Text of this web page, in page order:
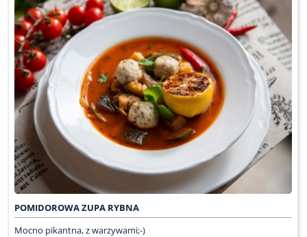
POMIDOROWA ZUPA RYBNA
Mocno pikantna, z warzywami;-)